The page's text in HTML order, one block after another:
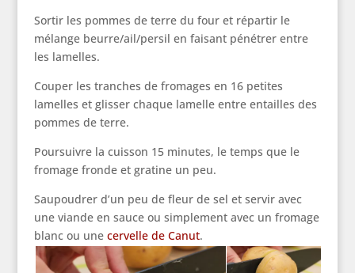
Sortir les pommes de terre du four et répartir le
mélange beurre/ail/persil en faisant pénétrer entre
les lamelles.
Couper les tranches de fromages en 16 petites
lamelles et glisser chaque lamelle entre entailles des
pommes de terre.
Poursuivre la cuisson 15 minutes, le temps que le
fromage fronde et gratine un peu.
Saupoudrer d’un peu de fleur de sel et servir avec
une viande en sauce ou simplement avec un fromage
blanc ou une cervelle de Canut.